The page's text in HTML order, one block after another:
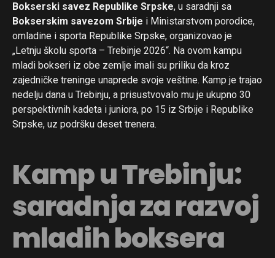
Bokserski savez Republike Srpske, u saradnji sa
Bokserskim savezom Srbije i Ministarstvom porodice,
omladine i sporta Republike Srpske, organizovao je
„Letnju školu sporta – Trebinje 2026“. Na ovom kampu
mladi bokseri iz obe zemlje imali su priliku da kroz
zajedničke treninge unaprede svoje veštine. Kamp je trajao
nedelju dana u Trebinju, a prisustvovalo mu je ukupno 30
perspektivnih kadeta i juniora, po 15 iz Srbije i Republike
Srpske, uz podršku deset trenera.
Kamp u Trebinju:
saradnja za razvoj
mladih boksera